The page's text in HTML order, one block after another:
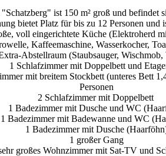
ist 150 m² groß und befindet
bietet Platz für bis zu 12 Personen und
voll eingerichtete Küche (Elektroherd
Kaffeemaschine, Wasserkocher,
Abstellraum (Staubsauger, Wischmob,
1 Schlafzimmer mit Doppelbett und
mit breitem Stockbett (unteres Bett
Personen
2 Schlafzimmer mit Doppelbett
1 Badezimmer mit Dusche und WC
1 Badezimmer mit Badewanne und WC
1 Badezimmer mit Dusche
1 großer Gang
großes Wohnzimmer mit Sat-TV und